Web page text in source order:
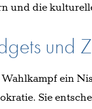
und die
und
ein
Sie